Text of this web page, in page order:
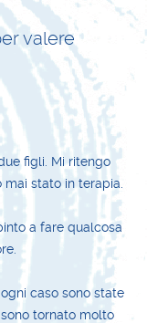
valere
figli. Mi ritengo
stato in terapia.
a fare qualcosa
caso sono state
tornato molto